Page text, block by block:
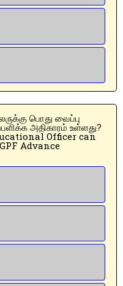
அதிகாரம் உள்ளது?
Officer can
Advance